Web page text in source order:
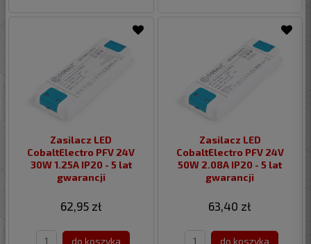
Zasilacz LED
CobaltElectro PFV 24V
30W 1.25A IP20 - 5 lat
gwarancji
62,95 zł
do koszyka
Zasilacz LED
CobaltElectro PFV 24V
50W 2.08A IP20 - 5 lat
gwarancji
63,40 zł
do koszyka